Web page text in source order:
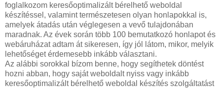
foglalkozom keresőoptimalizált bérelhető weboldal
készítéssel, valamint természetesen olyan honlapokkal is,
amelyek átadás után véglegesen a vevő tulajdonában
maradnak. Az évek során több 100 bemutatkozó honlapot és
webáruházat adtam át sikeresen, így jól látom, mikor, melyik
lehetőséget érdemesebb inkább választani.
Az alábbi sorokkal bízom benne, hogy segíthetek döntést
hozni abban, hogy saját weboldalt nyiss vagy inkább
keresőoptimalizált bérelhető weboldal készítés szolgáltatást